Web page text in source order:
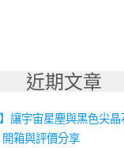
近期文章
】讓宇宙星塵與黑色尖
箱與評價分享